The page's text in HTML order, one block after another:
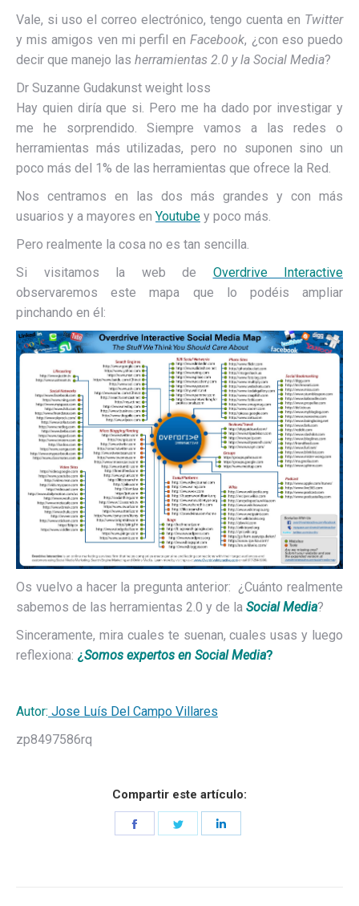
Vale, si uso el correo electrónico, tengo cuenta en Twitter
y mis amigos ven mi perfil enFacebook, ¿con eso puedo
decir que manejo las herramientas 2.0 y la Social Media?
Dr Suzanne Gudakunst weight loss
Hay quien diría que si. Pero me ha dado por investigar y
me he sorprendido. Siempre vamos a las redes o
herramientas más utilizadas, pero no suponen sino un
poco más del 1% de las herramientas que ofrece la Red.
Nos centramos en las dos más grandes y con más
usuarios y a mayores en Youtube y poco más.
Pero realmente la cosa no es tan sencilla.
Si visitamos la web de Overdrive Interactive
observaremos este mapa que lo podéis ampliar
pinchando en él:
Os vuelvo a hacer la pregunta anterior: ¿Cuánto realmente
sabemos de las herramientas 2.0 y de la Social Media?
Sinceramente, mira cuales te suenan, cuales usas y luego
reflexiona: ¿Somos expertos en Social Media?
Autor: Jose Luís Del Campo Villares
zp8497586rq
Compartir este artículo:
Share